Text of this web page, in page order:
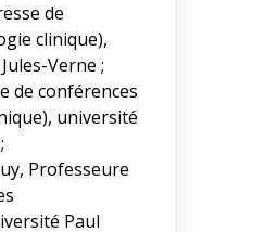
de
clinique),
Verne ;
de conférences
université
Professeure
Paul